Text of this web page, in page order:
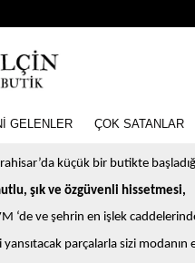
GELENLER ÇOK SATANLAR
küçük bir butikte
şık ve özgüvenli hissetmesi,
‘de ve şehrin en işlek
yansıtacak parçalarla sizi